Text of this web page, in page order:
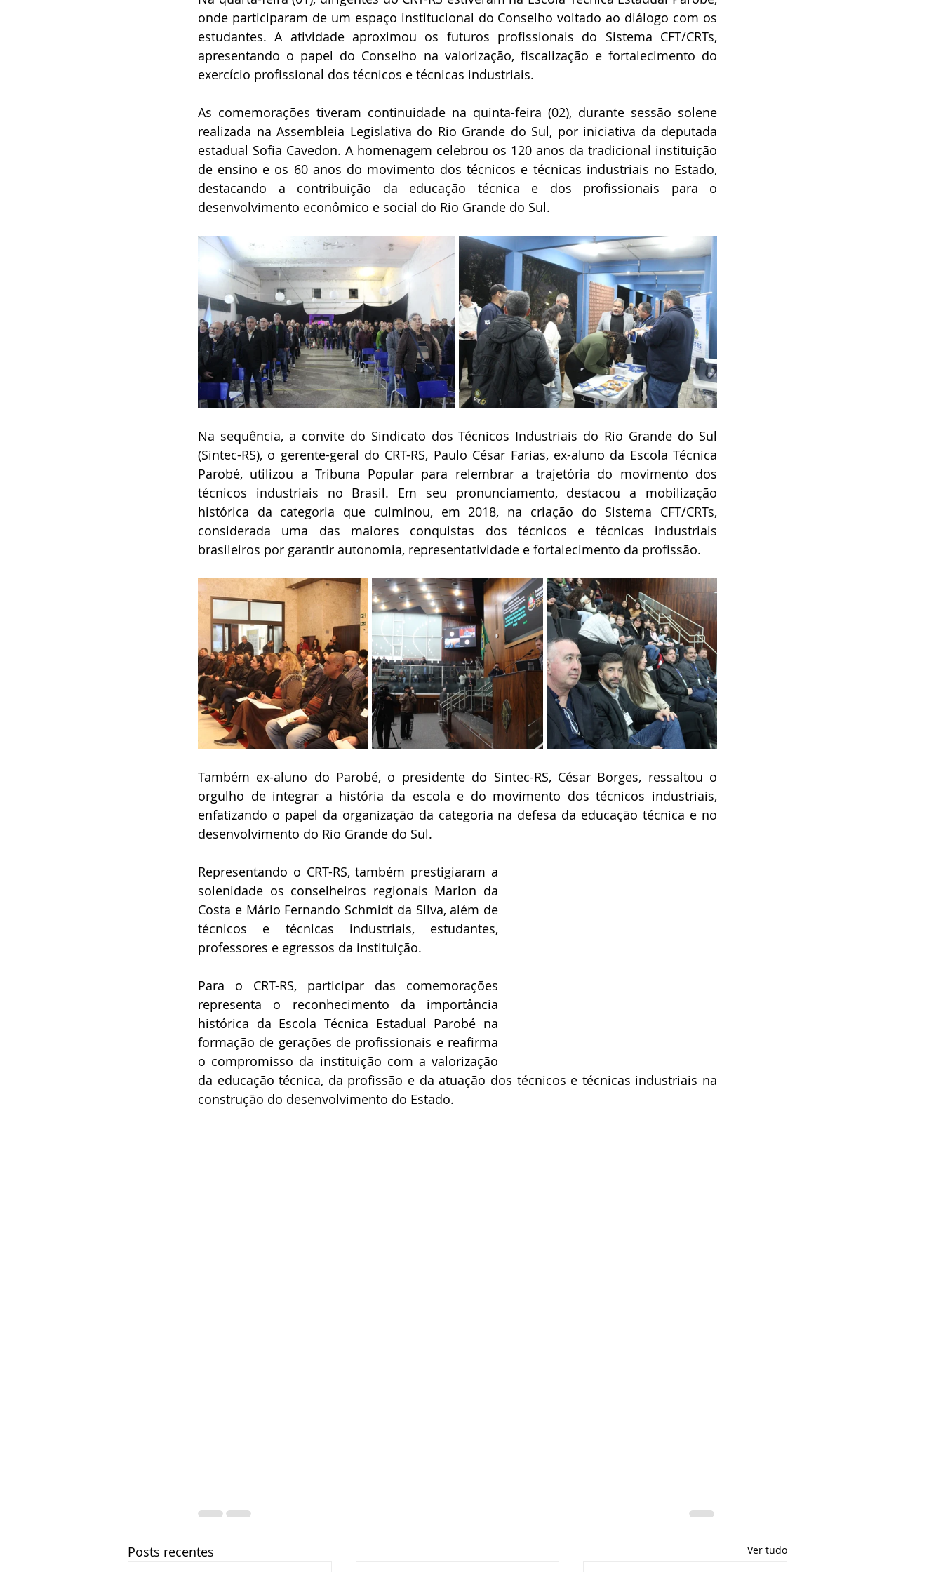
onde participaram de um espaço institucional do Conselho voltado ao diálogo com os
estudantes. A atividade aproximou os futuros profissionais do Sistema CFT/CRTs,
apresentando o papel do Conselho na valorização, fiscalização e fortalecimento do
exercício profissional dos técnicos e técnicas industriais.
As comemorações tiveram continuidade na quinta-feira (02), durante sessão solene
realizada na Assembleia Legislativa do Rio Grande do Sul, por iniciativa da deputada
estadual Sofia Cavedon. A homenagem celebrou os 120 anos da tradicional instituição
de ensino e os 60 anos do movimento dos técnicos e técnicas industriais no Estado,
destacando a contribuição da educação técnica e dos profissionais para o
desenvolvimento econômico e social do Rio Grande do Sul.
Na sequência, a convite do Sindicato dos Técnicos Industriais do Rio Grande do Sul
(Sintec-RS), o gerente-geral do CRT-RS, Paulo César Farias, ex-aluno da Escola Técnica
Parobé, utilizou a Tribuna Popular para relembrar a trajetória do movimento dos
técnicos industriais no Brasil. Em seu pronunciamento, destacou a mobilização
histórica da categoria que culminou, em 2018, na criação do Sistema CFT/CRTs,
considerada uma das maiores conquistas dos técnicos e técnicas industriais
brasileiros por garantir autonomia, representatividade e fortalecimento da profissão.
Também ex-aluno do Parobé, o presidente do Sintec-RS, César Borges, ressaltou o
orgulho de integrar a história da escola e do movimento dos técnicos industriais,
enfatizando o papel da organização da categoria na defesa da educação técnica e no
desenvolvimento do Rio Grande do Sul.
Representando o CRT-RS, também prestigiaram a
solenidade os conselheiros regionais Marlon da
Costa e Mário Fernando Schmidt da Silva, além de
técnicos e técnicas industriais, estudantes,
professores e egressos da instituição.
Para o CRT-RS, participar das comemorações
representa o reconhecimento da importância
histórica da Escola Técnica Estadual Parobé na
formação de gerações de profissionais e reafirma
o compromisso da instituição com a valorização
da educação técnica, da profissão e da atuação dos técnicos e técnicas industriais na
construção do desenvolvimento do Estado.
Posts recentes Ver tudo